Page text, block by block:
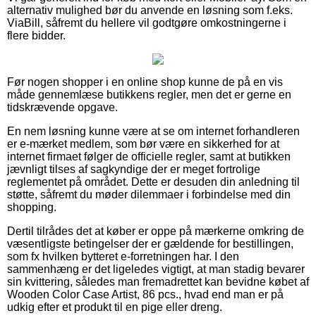
alternativ mulighed bør du anvende en løsning som f.eks.
ViaBill, såfremt du hellere vil godtgøre omkostningerne i
flere bidder.
Før nogen shopper i en online shop kunne de på en vis
måde gennemlæse butikkens regler, men det er gerne en
tidskrævende opgave.
En nem løsning kunne være at se om internet forhandleren
er e-mærket medlem, som bør være en sikkerhed for at
internet firmaet følger de officielle regler, samt at butikken
jævnligt tilses af sagkyndige der er meget fortrolige
reglementet på området. Dette er desuden din anledning til
støtte, såfremt du møder dilemmaer i forbindelse med din
shopping.
Dertil tilrådes det at køber er oppe på mærkerne omkring de
væsentligste betingelser der er gældende for bestillingen,
som fx hvilken bytteret e-forretningen har. I den
sammenhæng er det ligeledes vigtigt, at man stadig bevarer
sin kvittering, således man fremadrettet kan bevidne købet af
Wooden Color Case Artist, 86 pcs., hvad end man er på
udkig efter et produkt til en pige eller dreng.